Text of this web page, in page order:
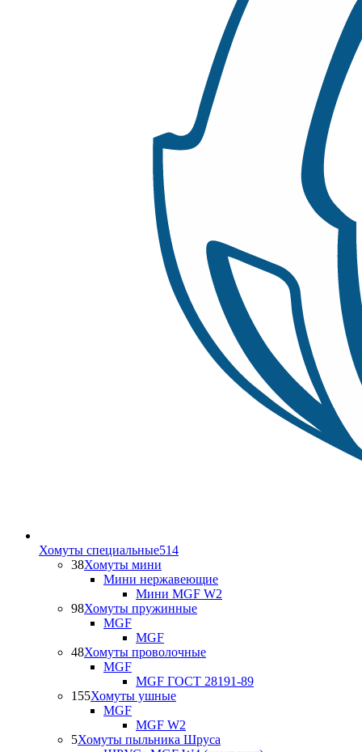
Хомуты специальные514
38Хомуты мини
Мини нержавеющие
Мини MGF W2
98Хомуты пружинные
MGF
MGF
48Хомуты проволочные
MGF
MGF ГОСТ 28191-89
155Хомуты ушные
MGF
MGF W2
5Хомуты пыльника Шруса